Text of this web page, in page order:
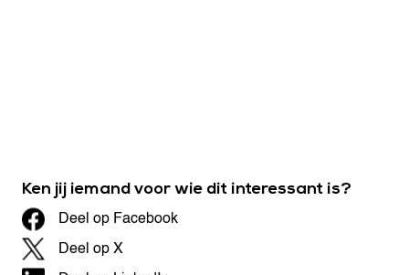
Ken jij iemand voor wie dit interessant is?
Deel op Facebook
Deel op X